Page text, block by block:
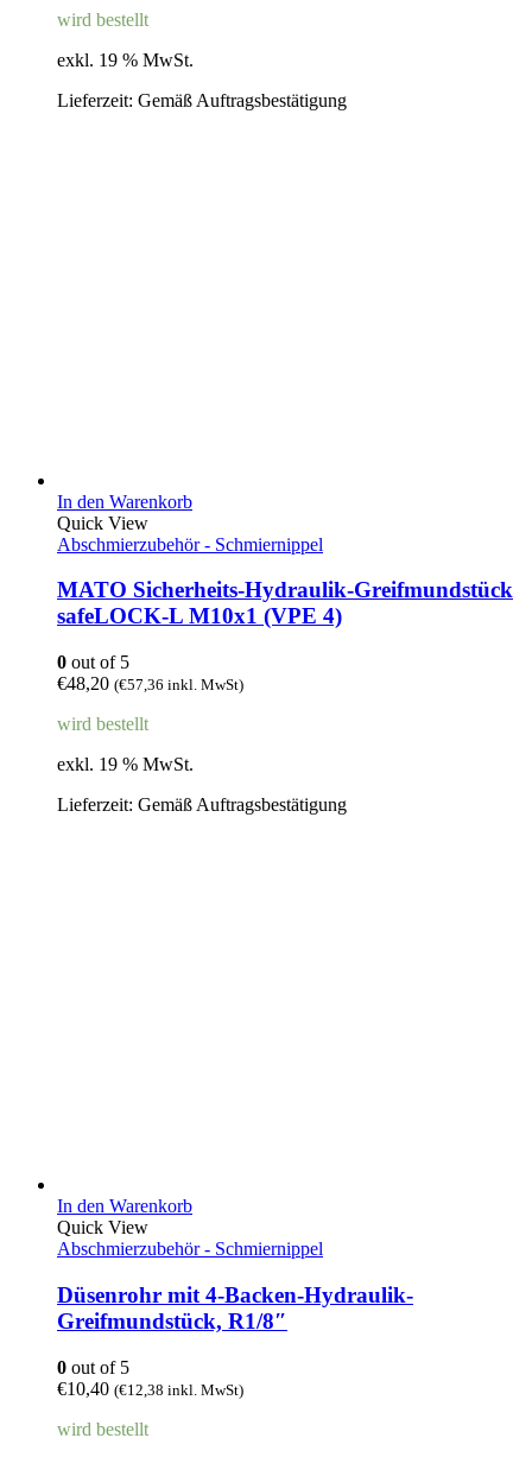
wird bestellt
exkl. 19 % MwSt.
Lieferzeit: Gemäß Auftragsbestätigung
In den Warenkorb
Quick View
Abschmierzubehör - Schmiernippel
MATO Sicherheits-Hydraulik-Greifmundstück
safeLOCK-L M10x1 (VPE 4)
0 out of 5
€48,20 (€57,36 inkl. MwSt)
wird bestellt
exkl. 19 % MwSt.
Lieferzeit: Gemäß Auftragsbestätigung
In den Warenkorb
Quick View
Abschmierzubehör - Schmiernippel
Düsenrohr mit 4-Backen-Hydraulik-
Greifmundstück, R1/8″
0 out of 5
€10,40 (€12,38 inkl. MwSt)
wird bestellt